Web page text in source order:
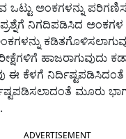
ಒಟ್ಟು ಅಂಕಗಳನ್ನು
ಪ್ರಶ್ನೆಗೆ ನಿಗದಿಪಡಿಸಿದ ಅಂಕಗಳ
ಹಾಜರಾಗುವುದು
ಈ ಕೆಳಗೆ ನಿರ್ದಿಷ್ಟಪಡಿಸಿದಂತೆ
ಮೂರು
ADVERTISEMENT